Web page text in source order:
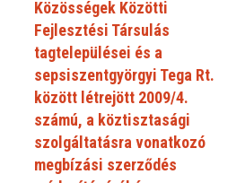
Közösségek Közötti
Fejlesztési Társulás
tagtelepülései és a
sepsiszentgyörgyi Tega Rt.
között létrejött 2009/4.
számú, a köztisztasági
szolgáltatásra vonatkozó
megbízási szerződés